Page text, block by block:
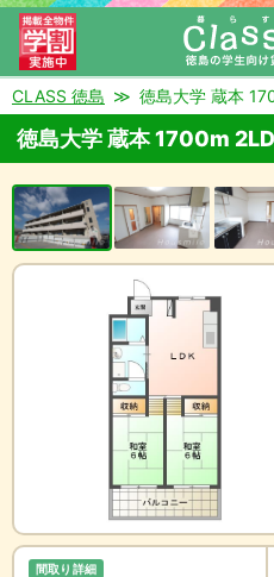
来店予約
CLASS 徳島 徳島大学 蔵本
徳島大学 蔵本 1700m
間取り詳細